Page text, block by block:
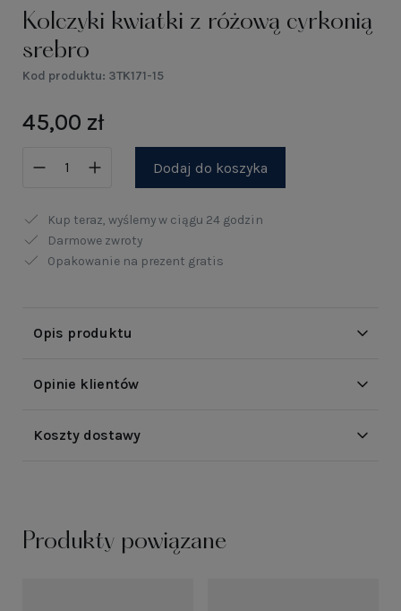
Kolczyki kwiatki z różową cyrkonią
srebro
Kod produktu: 3TK171-15
45,00 zł
Dodaj do koszyka
Kup teraz, wyślemy w ciągu 24 godzin
Darmowe zwroty
Opakowanie na prezent gratis
Opis produktu
Opinie klientów
Koszty dostawy
Produkty powiązane